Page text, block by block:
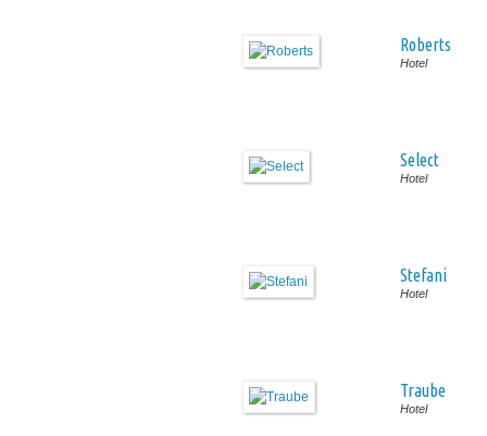
Roberts
Hotel
Select
Hotel
Stefani
Hotel
Traube
Hotel